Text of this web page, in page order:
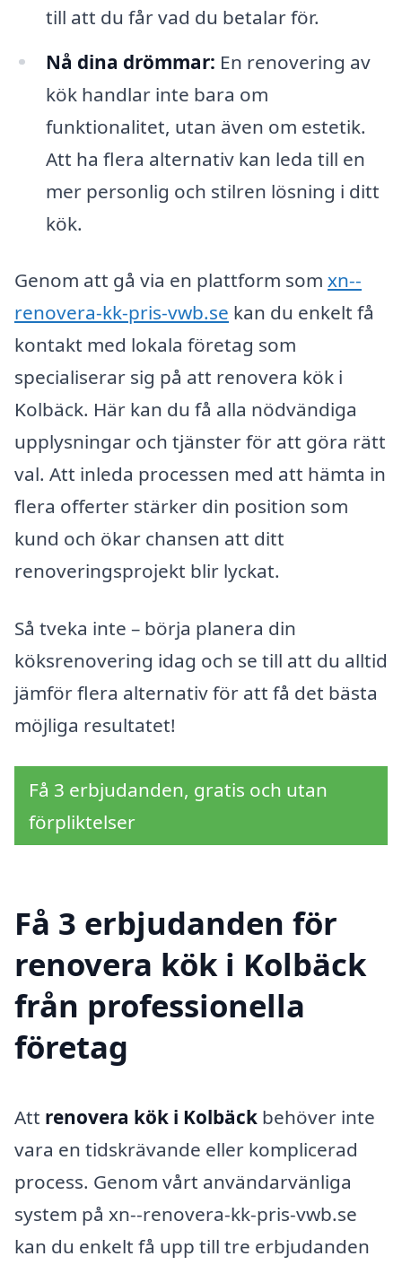
till att du får vad du betalar för.
Nå dina drömmar: En renovering av
kök handlar inte bara om
funktionalitet, utan även om estetik.
Att ha flera alternativ kan leda till en
mer personlig och stilren lösning i ditt
kök.
Genom att gå via en plattform som xn--
renovera-kk-pris-vwb.se kan du enkelt få
kontakt med lokala företag som
specialiserar sig på att renovera kök i
Kolbäck. Här kan du få alla nödvändiga
upplysningar och tjänster för att göra rätt
val. Att inleda processen med att hämta in
flera offerter stärker din position som
kund och ökar chansen att ditt
renoveringsprojekt blir lyckat.
Så tveka inte – börja planera din
köksrenovering idag och se till att du alltid
jämför flera alternativ för att få det bästa
möjliga resultatet!
Få 3 erbjudanden, gratis och utan
förpliktelser
Få 3 erbjudanden för
renovera kök i Kolbäck
från professionella
företag
Att renovera kök i Kolbäck behöver inte
vara en tidskrävande eller komplicerad
process. Genom vårt användarvänliga
system på xn--renovera-kk-pris-vwb.se
kan du enkelt få upp till tre erbjudanden